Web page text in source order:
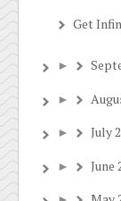
Get
►
►
► July
► June